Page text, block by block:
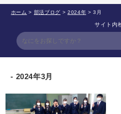
ホーム > 部活ブログ > 2024年 >3月
サイト内
2024年3月